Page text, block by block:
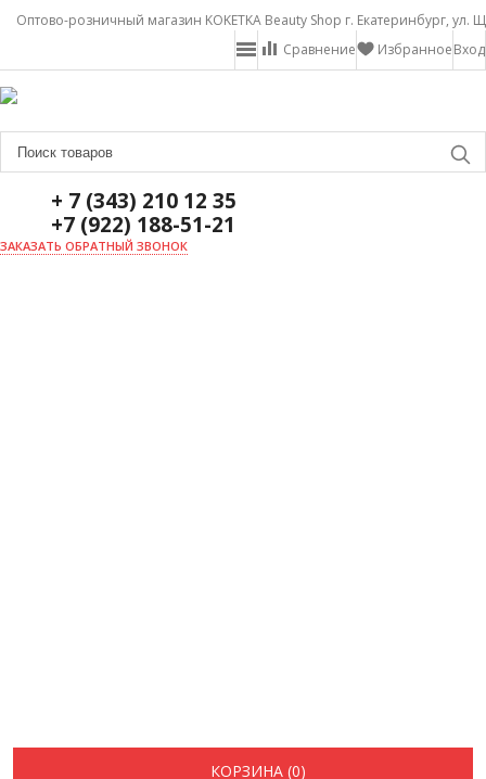
Оптово-розничный магазин KOKETKA Beauty Shop г. Екатеринбург, ул.
Вход
Избранное
Сравнение
+ 7 (343) 210 12 35
+7 (922) 188-51-21
ЗАКАЗАТЬ ОБРАТНЫЙ ЗВОНОК
КОРЗИНА (0)